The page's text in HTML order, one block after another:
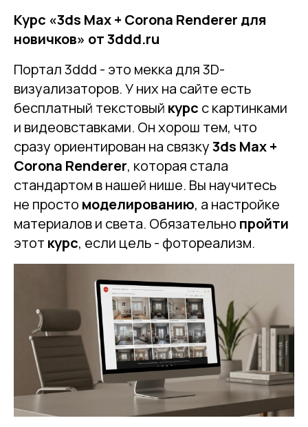
Курс «3ds Max + Corona Renderer для
новичков» от 3ddd.ru
Портал 3ddd - это мекка для 3D-
визуализаторов. У них на сайте есть
бесплатный текстовый курс с картинками
и видеовставками. Он хорош тем, что
сразу ориентирован на связку3ds Max +
Corona Renderer, которая стала
стандартом в нашей нише. Вы научитесь
не просто моделированию, а настройке
материалов и света. Обязательно пройти
этот курс, если цель - фотореализм.